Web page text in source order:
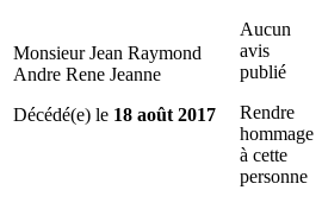
Monsieur Jean Raymond
Andre Rene Jeanne
Décédé(e) le 18 août 2017
Aucun
avis
publié
Rendre
hommage
à cette
personne